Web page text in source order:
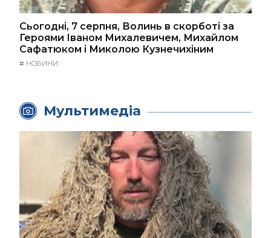
Сьогодні, 7 серпня, Волинь в скорботі за
Героями Іваном Михалевичем, Михайлом
Сафатюком і Миколою Кузнечихіним
# НОВИНИ
Мультимедіа